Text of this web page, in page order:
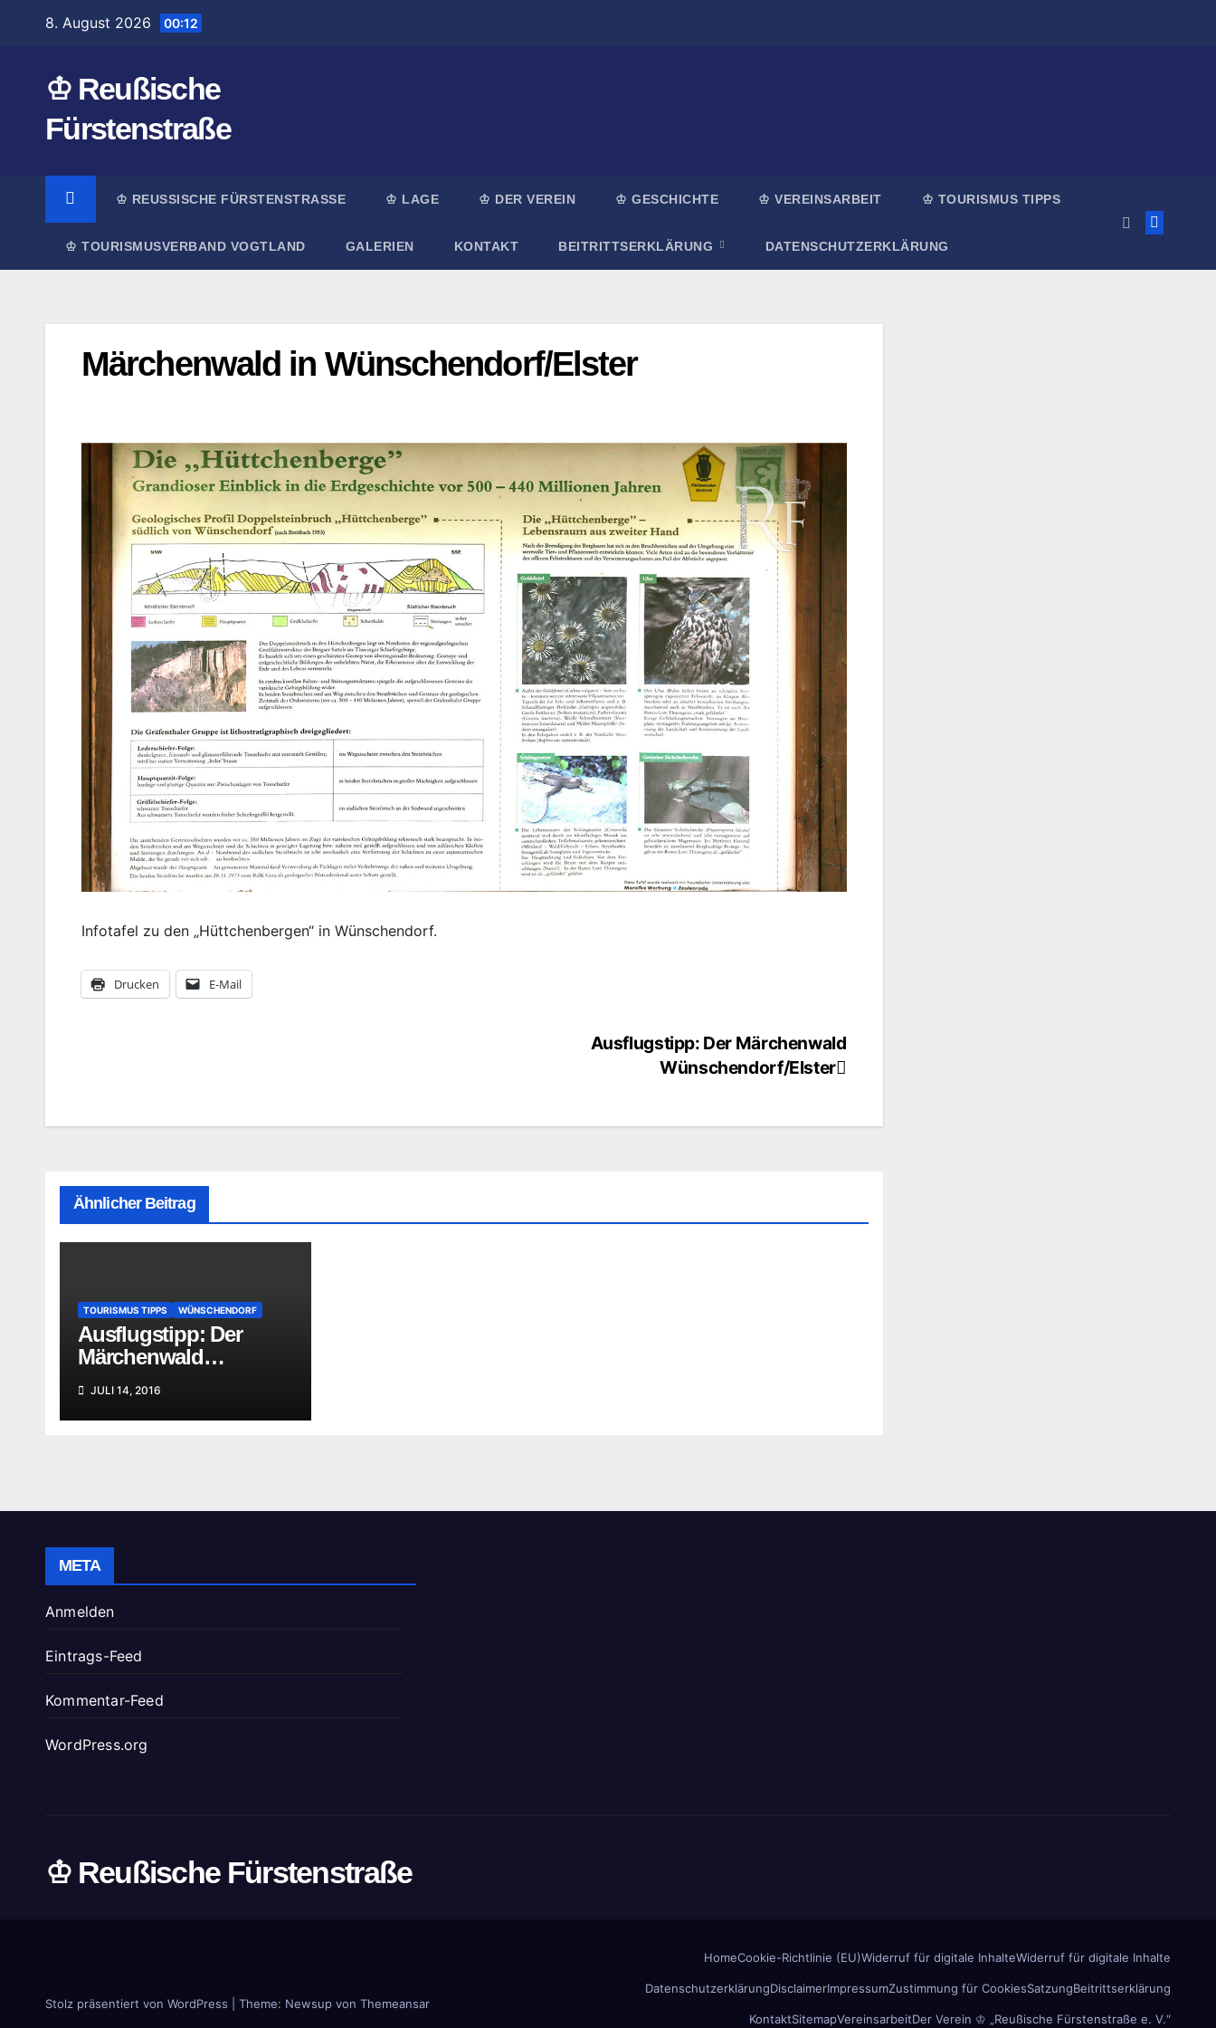
8. August 2026 00:12
♔ Reußische
Fürstenstraße
♔ REUSSISCHE FÜRSTENSTRASSE ♔ LAGE ♔ DER VEREIN ♔ GESCHICHTE ♔ VEREINSARBEIT ♔ TOURISMUS TIPPS
♔ TOURISMUSVERBAND VOGTLAND GALERIEN KONTAKT BEITRITTSERKLÄRUNG DATENSCHUTZERKLÄRUNG
Märchenwald in Wünschendorf/Elster
Infotafel zu den „Hüttchenbergen“ in Wünschendorf.
Drucken E-Mail
Ausflugstipp: Der Märchenwald
Wünschendorf/Elster
Ähnlicher Beitrag
TOURISMUS TIPPS WÜNSCHENDORF
Ausflugstipp: Der
Märchenwald
Wünschendorf/Elster
JULI 14, 2016
META
Anmelden
Eintrags-Feed
Kommentar-Feed
WordPress.org
♔ Reußische Fürstenstraße
Stolz präsentiert von WordPress Theme: Newsup von Themeansar
HomeCookie-Richtlinie (EU)Widerruf für digitale InhalteWiderruf für digitale Inhalte
DatenschutzerklärungDisclaimerImpressumZustimmung für CookiesSatzungBeitrittserklärung
KontaktSitemapVereinsarbeitDer Verein ♔ „Reußische Fürstenstraße e. V.“